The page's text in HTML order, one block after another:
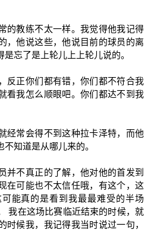
的教练不太一样。我觉得他我记得
，他说这些，他说目前的球员的离
忘了是上轮儿上上轮儿说的。
反正你们都有错，你们都不符合我
看我怎么顺眼吧。你们都达不到我
经常会得不到这种拉卡泽特，而他
知道是从哪儿来的。
并不真正的了解，他对他的首发到
在可能也不太信任哦，有这个，这
能真的是看到我最最难受的半场
我在这场比赛临近结束的时候，就
时候我，我记得我当时说过一句，